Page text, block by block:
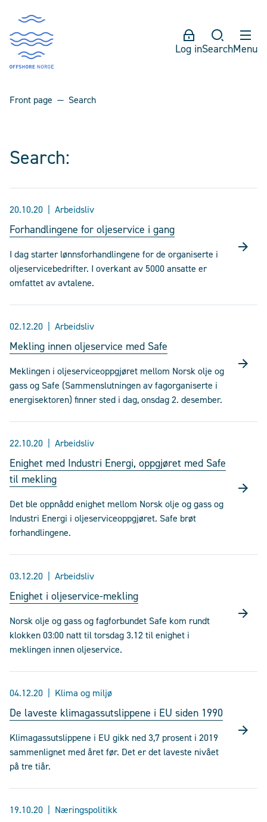
Log inSearchMenu
Front page Search
Search:
20.10.20 Arbeidsliv
Forhandlingene for oljeservice i gang
I dag starter lønnsforhandlingene for de organiserte i
oljeservicebedrifter. I overkant av 5000 ansatte er
omfattet av avtalene.
02.12.20 Arbeidsliv
Mekling innen oljeservice med Safe
Meklingen i oljeserviceoppgjøret mellom Norsk olje og
gass og Safe (Sammenslutningen av fagorganiserte i
energisektoren) finner sted i dag, onsdag 2. desember.
22.10.20 Arbeidsliv
Enighet med Industri Energi, oppgjøret med Safe
til mekling
Det ble oppnådd enighet mellom Norsk olje og gass og
Industri Energi i oljeserviceoppgjøret. Safe brøt
forhandlingene.
03.12.20 Arbeidsliv
Enighet i oljeservice-mekling
Norsk olje og gass og fagforbundet Safe kom rundt
klokken 03:00 natt til torsdag 3.12 til enighet i
meklingen innen oljeservice.
04.12.20 Klima og miljø
De laveste klimagassutslippene i EU siden 1990
Klimagassutslippene i EU gikk ned 3,7 prosent i 2019
sammenlignet med året før. Det er det laveste nivået
på tre tiår.
19.10.20 Næringspolitikk